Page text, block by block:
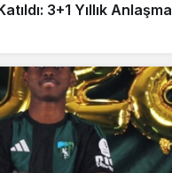
3+1 Yıllık Anlaşma